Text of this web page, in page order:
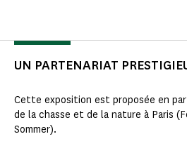
UN PARTENARIAT
Cette exposition est proposée en
de la chasse et de la nature à Paris
Sommer).